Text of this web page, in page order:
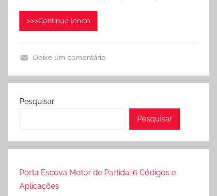
c
e
m
a
1
2
0
>>>Continue lendo
a
a
s
Deixe um comentário
Pesquisar
Pesquisar
Porta Escova Motor de Partida: 6 Códigos e
Aplicações